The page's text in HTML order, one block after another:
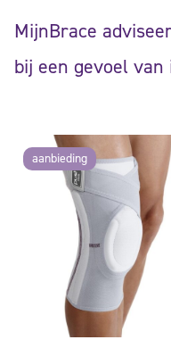
MijnBrace
bij een gevoel
aanbieding